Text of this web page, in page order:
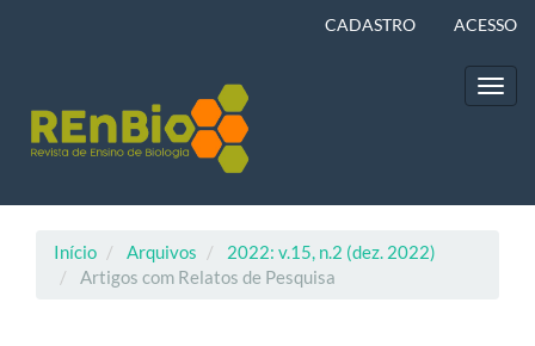
Barra
Lateral
CADASTRO ACESSO
Início Arquivos
2022: v.15, n.2 (dez. 2022)
Artigos com Relatos de Pesquisa